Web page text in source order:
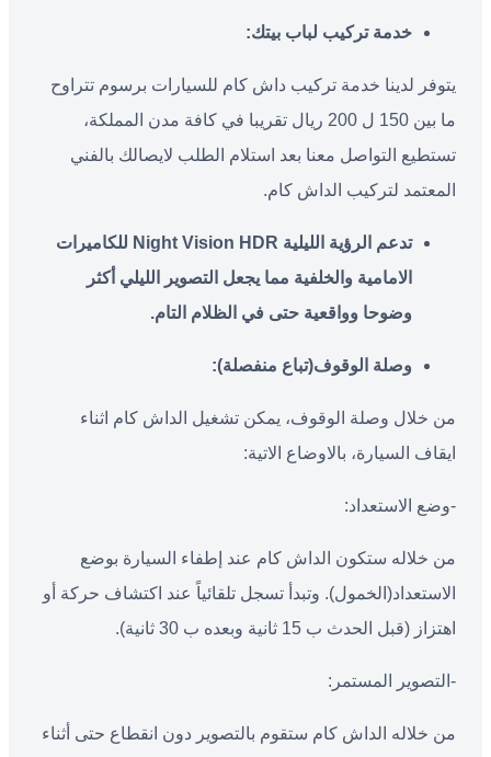
خدمة تركيب لباب بيتك:
يتوفر لدينا خدمة تركيب داش كام للسيارات برسوم تتراوح
ما بين 150 ل 200 ريال تقريبا في كافة مدن المملكة،
تستطيع التواصل معنا بعد استلام الطلب لايصالك بالفني
المعتمد لتركيب الداش كام.
تدعم الرؤية الليلية
للكاميرات
الامامية والخلفية مما يجعل التصوير الليلي أكثر
وضوحا وواقعية حتى في الظلام التام.
وصلة الوقوف(تباع منفصلة):
من خلال وصلة الوقوف، يمكن تشغيل الداش كام اثناء
ايقاف السيارة، بالاوضاع الاتية:
-وضع الاستعداد:
من خلاله ستكون الداش كام عند إطفاء السيارة بوضع
الاستعداد(الخمول). وتبدأ تسجل تلقائياً عند اكتشاف حركة أو
اهتزاز (قبل الحدث ب 15 ثانية وبعده ب 30 ثانية).
-التصوير المستمر:
من خلاله الداش كام ستقوم بالتصوير دون انقطاع حتى أثناء